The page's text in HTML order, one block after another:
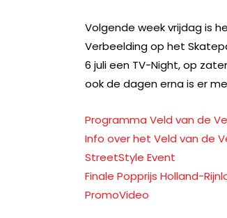
Volgende week vrijdag is
Verbeelding op het
6 juli een TV-Night, op
ook de dagen erna is er
Programma Veld van de
Info over het Veld van de
StreetStyle Event
Finale Popprijs Holland-
PromoVideo